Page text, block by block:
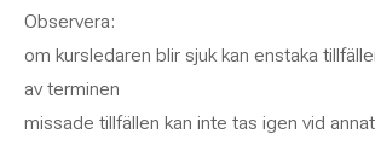
Observera:
om kursledaren blir sjuk kan enstaka
av terminen
missade tillfällen kan inte tas igen vid